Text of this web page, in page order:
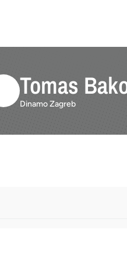
Tomas
Dinamo Zagreb